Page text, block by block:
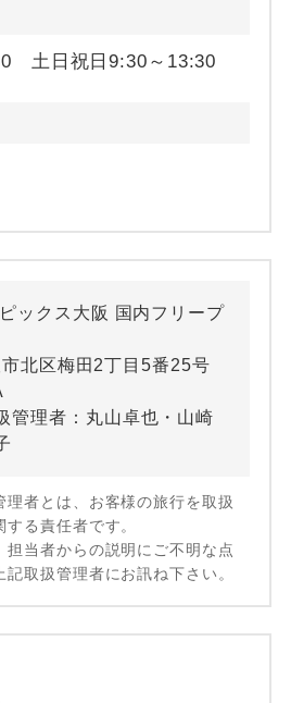
土日祝日9:30～13:30
ックス大阪 国内フリープ
北区梅田2丁目5番25号
管理者：丸山卓也・山崎
者とは、お客様の旅行を取扱
る責任者です。
担当者からの説明にご不明な点
取扱管理者にお訊ね下さい。